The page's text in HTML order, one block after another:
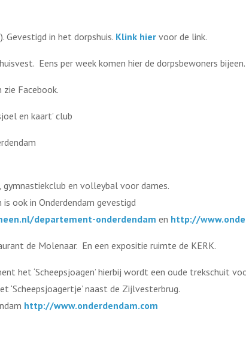
Gevestigd in het dorpshuis. Klink hier voor de link.
Eens per week komen hier de dorpsbewoners
zie Facebook.
en kaart’ club
en volleybal voor dames.
ook in Onderdendam gevestigd
departement-onderdendam en http://
de Molenaar. En een expositie ruimte de KERK.
het ‘Scheepsjoagen’ hierbij wordt een oude trekschuit
naast de Zijlvesterbrug.
http://www.onderdendam.com